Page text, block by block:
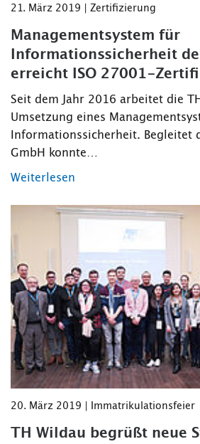
21. März 2019 | Zertifizierung
Managementsystem für
Informationssicherheit
erreicht ISO 27001-
Seit dem Jahr 2016 arbeitet die
Umsetzung eines
Informationssicherheit. Begleitet
GmbH konnte…
Weiterlesen
20. März 2019 | Immatrikulationsfeier
TH Wildau begrüßt neue